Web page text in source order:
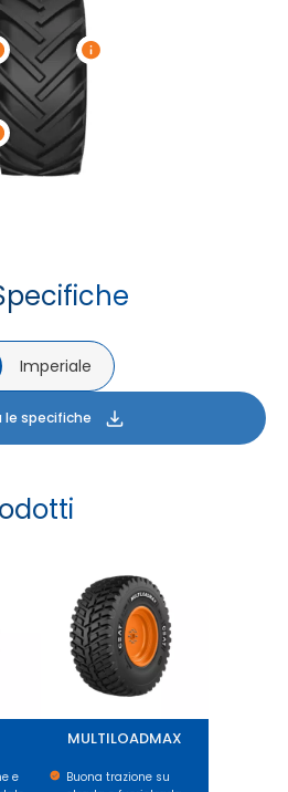
Imperiale
le specifiche
e
MULTILOADMAX
Buona trazione su